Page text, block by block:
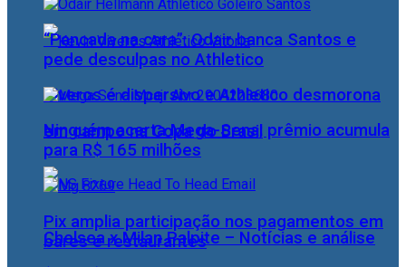
Viveros é dispersivo e Athletico desmorona
em campo na Copa do Brasil
Chelsea x Milan Palpite – Notícias e análise
“Pancada na cara”: Odair banca Santos e
pede desculpas no Athletico
Ninguém acerta Mega-Sena; prêmio acumula
para R$ 165 milhões
Pix amplia participação nos pagamentos em
bares e restaurantes